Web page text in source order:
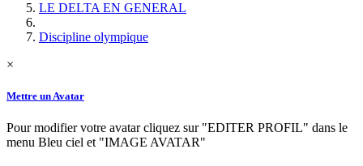
LE DELTA EN GENERAL
Discipline olympique
×
Mettre un Avatar
Pour modifier votre avatar cliquez sur "EDITER PROFIL" dans le
menu Bleu ciel et "IMAGE AVATAR"